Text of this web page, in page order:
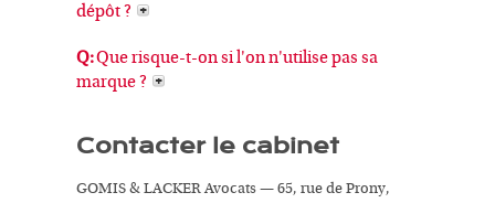
dépôt ?
Q:Que risque-t-on si l'on n'utilise pas sa
marque ?
Contacter le cabinet
GOMIS & LACKER Avocats — 65, rue de Prony,